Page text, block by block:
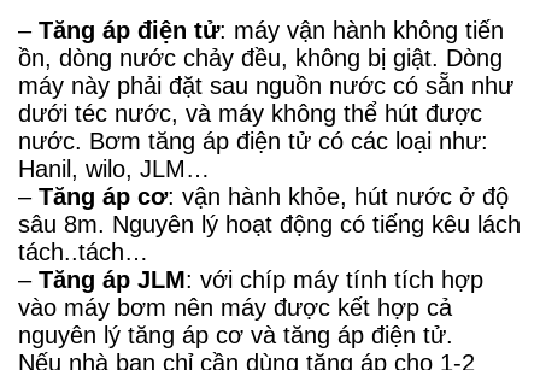
– Tăng áp điện tử: máy vận hành không tiến
ồn, dòng nước chảy đều, không bị giật. Dòng
máy này phải đặt sau nguồn nước có sẵn như
dưới téc nước, và máy không thể hút được
nước. Bơm tăng áp điện tử có các loại như:
Hanil, wilo, JLM…
– Tăng áp cơ: vận hành khỏe, hút nước ở độ
sâu 8m. Nguyên lý hoạt động có tiếng kêu lách
tách..tách…
– Tăng áp JLM: với chíp máy tính tích hợp
vào máy bơm nên máy được kết hợp cả
nguyên lý tăng áp cơ và tăng áp điện tử.
Nếu nhà bạn chỉ cần dùng tăng áp cho 1-2